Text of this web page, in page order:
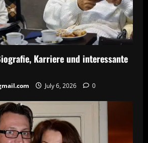
Karriere und interessante
July 6, 2026 0